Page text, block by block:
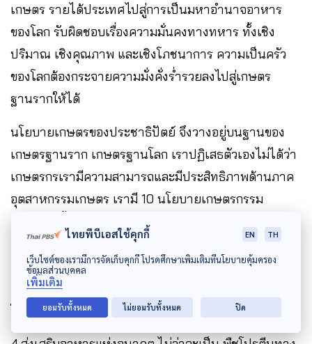
เกษตร รายได้ประเทศไปสู่การเป็นมหาอำนาจอาหาร
ของโลก รับผิดชอบเรื่องความมั่นคงทางทหาร ทั้งเชิง
ปริมาณ เชิงคุณภาพ และเชิงโภชนาการ ความเป็นครัว
ของโลกต้องกระจายความมั่งคั่งร่ำรวยลงไปสู่เกษตร
ฐานรากให้ได้
นโยบายเกษตรของประชาธิปัตย์ จึงวางอยู่บนฐานของ
เกษตรฐานราก เกษตรฐานโลก เราปฏิเสธตัวเองไม่ได้ว่า
เกษตรกรเรามีความสามารถและมีประสิทธิภาพด้านภาค
อุตสาหกรรมเกษตร เรามี 10 นโยบายเกษตรกรรม
ยั่งยืน ดังนี้ 1.ส่งเสริมเกี่ยวกับยั่งยืนเกษตร
อินทรีย์ คาร์บอนต่ำลดโลกร้อน เราส่งเสริมจัดตั้งสภา
เกษตรอินทรีย์แห่งประเทศไทยที่เป็นครั้งแรก 2.สนับสนุน
ความมั่นคงทางอาหารทั้งเชิงปริมาณ คุณภาพ และ
โภชนาการ 3.ขับเคลื่อนการปลอดภัย ครัวไทยครัวโลก
ไทยพีบีเอสใช้คุกกี้ EN TH
เว็บไซต์ของเรามีการจัดเก็บคุกกี้ โปรดศึกษาเพิ่มเติมที่นโยบายคุ้มครอง
ข้อมูลส่วนบุคคล
เพิ่มเติม
ยอมรับทั้งหมด ไม่ยอมรับทั้งหมด ปิด